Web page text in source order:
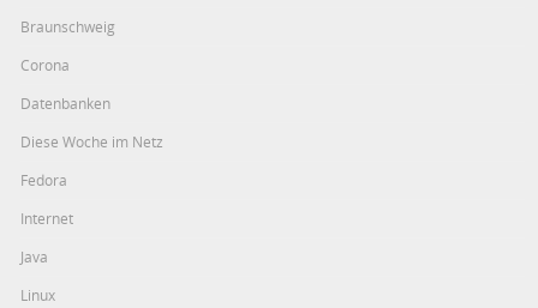
Braunschweig
Corona
Datenbanken
Diese Woche im Netz
Fedora
Internet
Java
Linux